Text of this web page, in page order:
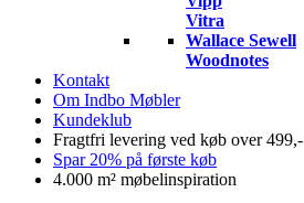
Vitra
Wallace Sewell
Woodnotes
Kontakt
Om Indbo Møbler
Kundeklub
Fragtfri levering ved køb over 499,-
Spar 20% på første køb
4.000 m² møbelinspiration